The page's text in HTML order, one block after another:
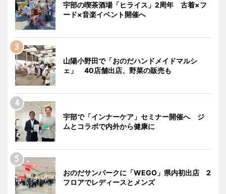
宇部の喫茶酒場「ヒライス」2周年 古着×フ
ード×音楽イベント開催へ
山陽小野田で「おのだハンドメイドマルシ
ェ」 40店舗出店、野菜の販売も
宇部で「インナーケア」セミナー開催へ ジ
ムとコラボで内外から健康に
おのだサンパークに「WEGO」県内初出店 2
フロアでレディースとメンズ